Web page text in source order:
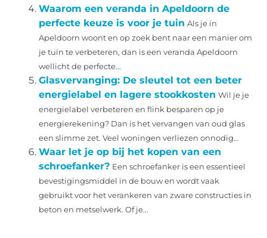
Waarom een veranda in Apeldoorn de
perfecte keuze is voor je tuin Als je in
Apeldoorn woont en op zoek bent naar een manier om
je tuin te verbeteren, dan is een veranda Apeldoorn
wellicht de perfecte...
Glasvervanging: De sleutel tot een beter
energielabel en lagere stookkosten Wil je je
energielabel verbeteren en flink besparen op je
energierekening? Dan is het vervangen van oud glas
een slimme zet. Veel woningen verliezen onnodig...
Waar let je op bij het kopen van een
schroefanker? Een schroefanker is een essentieel
bevestigingsmiddel in de bouw en wordt vaak
gebruikt voor het verankeren van zware constructies in
beton en metselwerk. Of je...